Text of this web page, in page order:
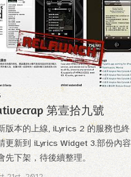
第壹拾九號
版本的上線, iLyrics 2 的服務也終
更新到 iLyrics Widget 3.部份內容
先下架，待後續整理。